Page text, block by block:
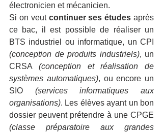
électronicien et mécanicien.
Si on veut continuer ses études après
ce bac, il est possible de réaliser un
BTS industriel ou informatique, un
(conception de produits industriels), un
CRSA (conception et réalisation de
systèmes automatiques), ou encore un
SIO (services informatiques aux
organisations). Les élèves ayant un bon
(classe préparatoire aux grandes